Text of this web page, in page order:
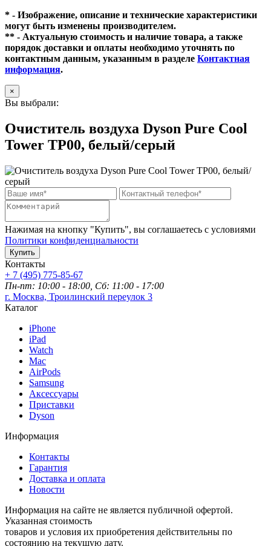
* - Изображение, описание и технические характеристики
могут быть изменены производителем.
** - Актуальную стоимость и наличие товара, а также
порядок доставки и оплаты необходимо уточнять по
контактным данным, указанным в разделе Контактная
информация.
×
Вы выбрали:
Очиститель воздуха Dyson Pure Cool
Tower TP00, белый/серый
Нажимая на кнопку "Купить", вы соглашаетесь с условиями
Политики конфиденциальности
Купить
Контакты
+ 7 (495) 775-85-67
Пн-пт: 10:00 - 18:00, Сб: 11:00 - 17:00
г. Москва, Троилинский переулок 3
Каталог
iPhone
iPad
Watch
Mac
AirPods
Samsung
Аксессуары
Приставки
Dyson
Информация
Контакты
Гарантия
Доставка и оплата
Новости
Информация на сайте не является публичной офертой.
Указанная стоимость
товаров и условия их приобретения действительны по
состоянию на текущую дату.